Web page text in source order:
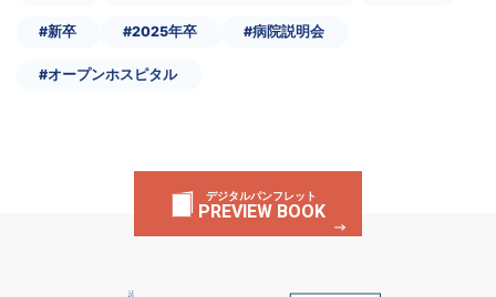
#新卒 #2025年卒 #病院説明会
#オープンホスピタル
デジタルパンフレット
PREVIEW BOOK